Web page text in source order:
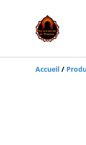
Accueil /